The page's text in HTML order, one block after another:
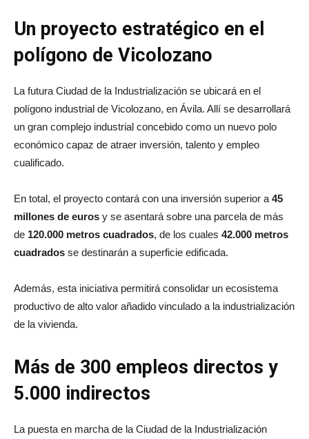
Un proyecto estratégico en el
polígono de Vicolozano
La futura Ciudad de la Industrialización se ubicará en el
polígono industrial de Vicolozano, en Ávila. Allí se desarrollará
un gran complejo industrial concebido como un nuevo polo
económico capaz de atraer inversión, talento y empleo
cualificado.
En total, el proyecto contará con una inversión superior a 45
millones de euros y se asentará sobre una parcela de más
de 120.000 metros cuadrados, de los cuales 42.000 metros
cuadrados se destinarán a superficie edificada.
Además, esta iniciativa permitirá consolidar un ecosistema
productivo de alto valor añadido vinculado a la industrialización
de la vivienda.
Más de 300 empleos directos y
5.000 indirectos
La puesta en marcha de la Ciudad de la Industrialización